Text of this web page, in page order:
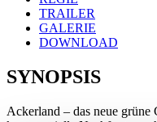
TRAILER
GALERIE
DOWNLOAD
SYNOPSIS
Ackerland – das neue